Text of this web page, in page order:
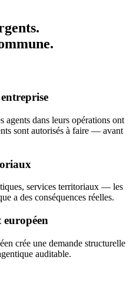
agents dans leurs opérations ont
sont autorisés à faire — avant
services territoriaux — les
a des conséquences réelles.
crée une demande structurelle
auditable.